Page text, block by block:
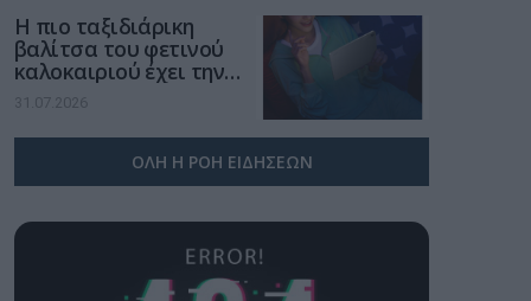
Η πιο ταξιδιάρικη
βαλίτσα του φετινού
καλοκαιριού έχει την
υπογραφή της Xiaomi
31.07.2026
ΟΛΗ Η ΡΟΗ ΕΙΔΗΣΕΩΝ